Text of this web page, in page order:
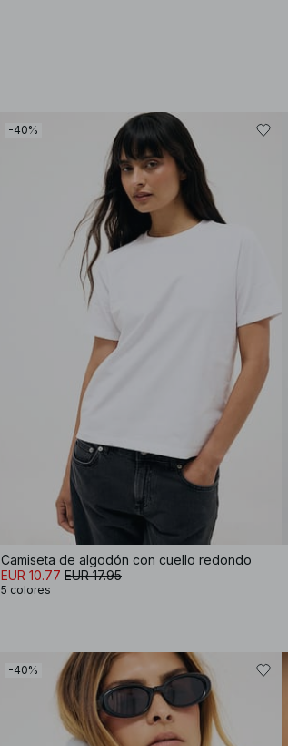
-40%
Camiseta de algodón con cuello redondo
EUR 10.77 EUR 17.95
5 colores
-40%